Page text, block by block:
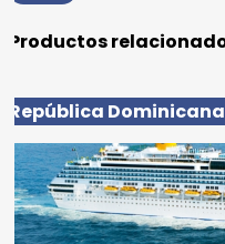
relacionados
Dominicana